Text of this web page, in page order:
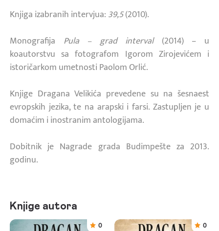
Knjiga izabranih intervjua: 39,5(2010).
Monografija Pula – grad interval(2014) – u
koautorstvu sa fotografom Igorom Zirojevićem i
istoričarkom umetnosti Paolom Orlić.
Knjige Dragana Velikića prevedene su na šesnaest
evropskih jezika, te na arapski i farsi. Zastupljen je u
domaćim i inostranim antologijama.
Dobitnik je Nagrade grada Budimpešte za 2013.
godinu.
Knjige autora
0
0